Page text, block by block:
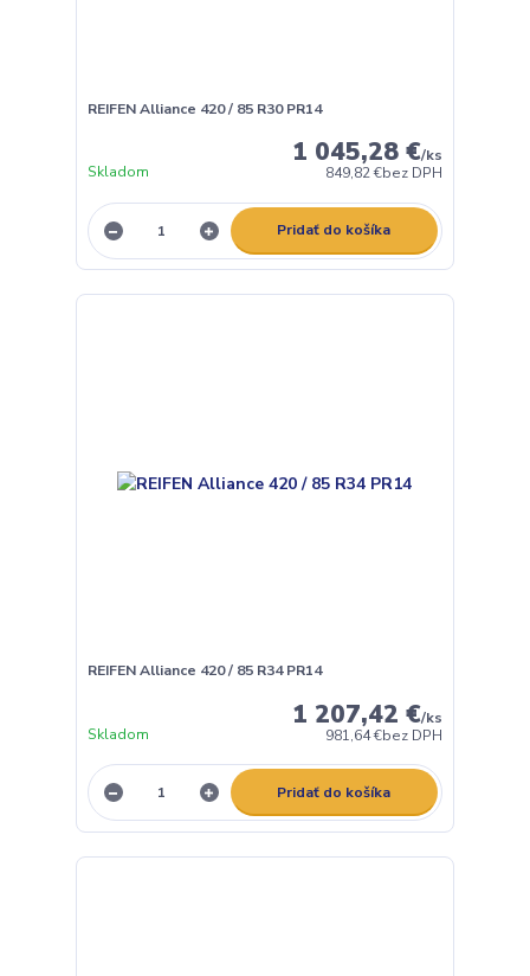
REIFEN Alliance 420 / 85 R30 PR14
1 045,28 €/ks
849,82 €bez DPH
Skladom
Pridať do košíka
REIFEN Alliance 420 / 85 R34 PR14
1 207,42 €/ks
981,64 €bez DPH
Skladom
Pridať do košíka